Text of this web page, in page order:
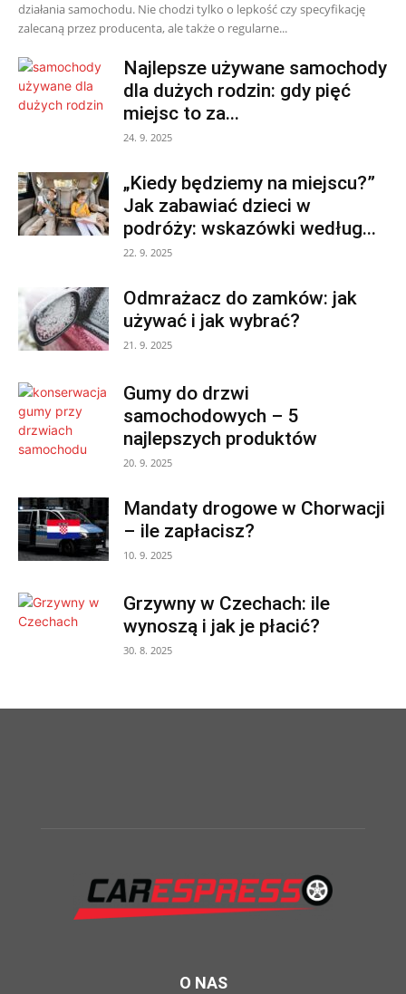
działania samochodu. Nie chodzi tylko o lepkość czy specyfikację
zalecaną przez producenta, ale także o regularne...
Najlepsze używane samochody
dla dużych rodzin: gdy pięć
miejsc to za...
24. 9. 2025
„Kiedy będziemy na miejscu?”
Jak zabawiać dzieci w
podróży: wskazówki według...
22. 9. 2025
Odmrażacz do zamków: jak
używać i jak wybrać?
21. 9. 2025
Gumy do drzwi
samochodowych – 5
najlepszych produktów
20. 9. 2025
Mandaty drogowe w Chorwacji
– ile zapłacisz?
10. 9. 2025
Grzywny w Czechach: ile
wynoszą i jak je płacić?
30. 8. 2025
O NAS